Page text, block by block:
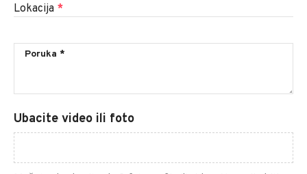
Lokacija *
Ubacite video ili foto